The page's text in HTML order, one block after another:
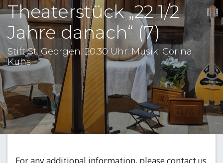
Theaterstück „22 1/2
Jahre danach“ (7)
Stift St. Georgen. 20.30 Uhr. Musik: Corina
Kuhs
For any additional information, please contact us